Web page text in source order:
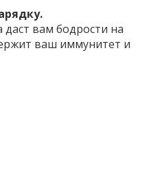
даст вам бодрости на
ваш иммунитет и